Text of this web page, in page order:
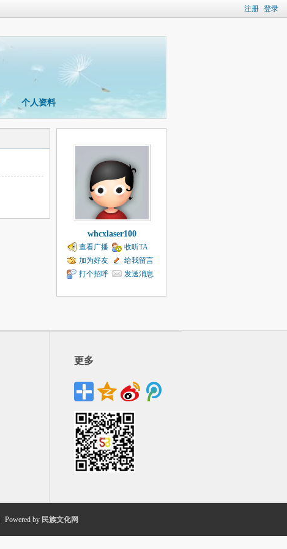
注册 登录
个人资料
whcxlaser100
查看广播
收听TA
加为好友
给我留言
打个招呼
发送消息
更多
Powered by 民族文化网